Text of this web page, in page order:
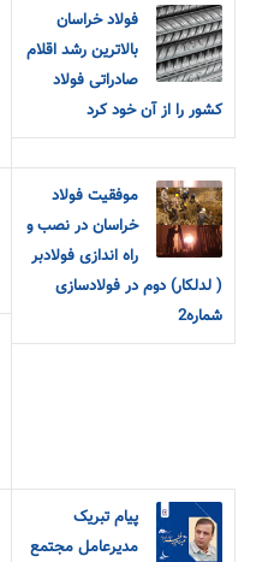
فولاد خراسان
بالاترین رشد اقلام
صادراتی فولاد
کشور را از آن خود کرد
موفقیت فولاد
خراسان در نصب و
راه اندازی فولادبر
( لدلکار) دوم در فولادسازی
شماره2
پیام تبریک
مدیرعامل مجتمع